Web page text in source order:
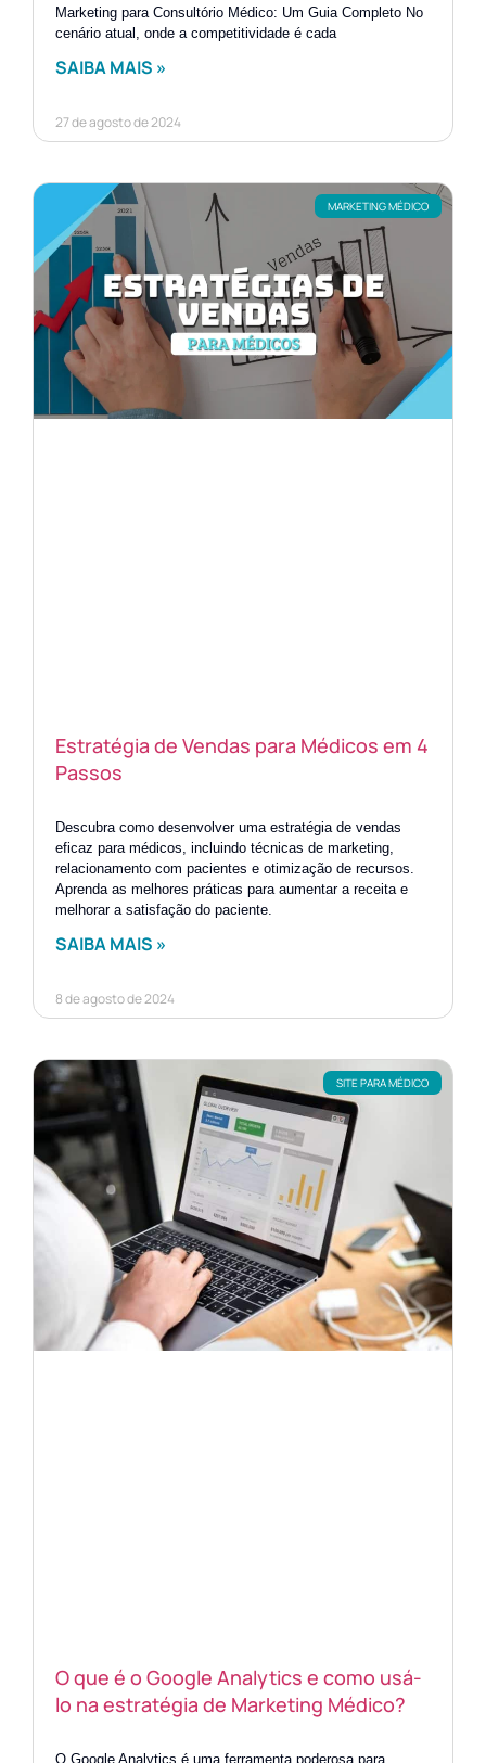
Marketing para Consultório Médico: Um Guia Completo No
cenário atual, onde a competitividade é cada
SAIBA MAIS »
27 de agosto de 2024
MARKETING MÉDICO
Estratégia de Vendas para Médicos em 4
Passos
Descubra como desenvolver uma estratégia de vendas
eficaz para médicos, incluindo técnicas de marketing,
relacionamento com pacientes e otimização de recursos.
Aprenda as melhores práticas para aumentar a receita e
melhorar a satisfação do paciente.
SAIBA MAIS »
8 de agosto de 2024
SITE PARA MÉDICO
O que é o Google Analytics e como usá-
lo na estratégia de Marketing Médico?
O Google Analytics é uma ferramenta poderosa para